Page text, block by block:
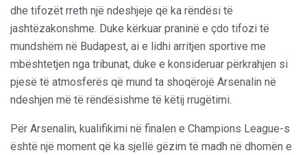
dhe tifozët rreth një ndeshjeje që ka rëndësi të
jashtëzakonshme. Duke kërkuar praninë e çdo tifozi të
mundshëm në Budapest, ai e lidhi arritjen sportive me
mbështetjen nga tribunat, duke e konsideruar përkrahjen si
pjesë të atmosferës që mund ta shoqërojë Arsenalin në
ndeshjen më të rëndësishme të këtij rrugëtimi.
Për Arsenalin, kualifikimi në finalen e Champions League-s
është një moment që ka sjellë gëzim të madh në dhomën e